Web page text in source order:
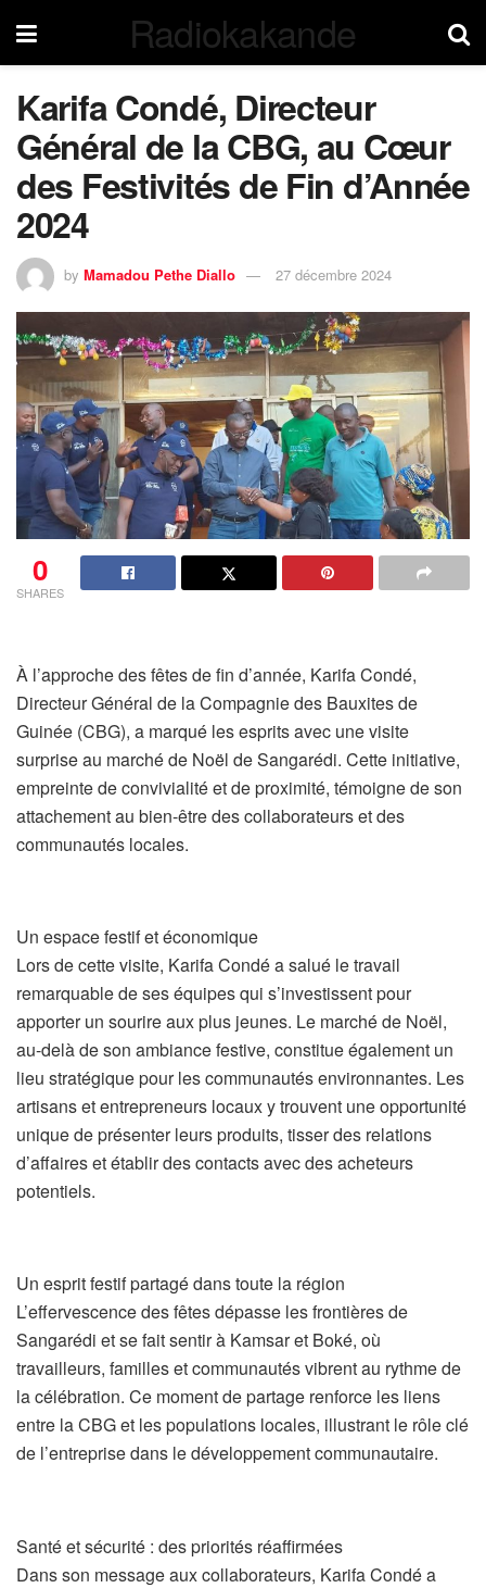
Radiokakande
Karifa Condé, Directeur
Général de la CBG, au Cœur
des Festivités de Fin d’Année
2024
by Mamadou Pethe Diallo 27 décembre 2024
0
SHARES
À l’approche des fêtes de fin d’année, Karifa Condé,
Directeur Général de la Compagnie des Bauxites de
Guinée (CBG), a marqué les esprits avec une visite
surprise au marché de Noël de Sangarédi. Cette initiative,
empreinte de convivialité et de proximité, témoigne de son
attachement au bien-être des collaborateurs et des
communautés locales.
Un espace festif et économique
Lors de cette visite, Karifa Condé a salué le travail
remarquable de ses équipes qui s’investissent pour
apporter un sourire aux plus jeunes. Le marché de Noël,
au-delà de son ambiance festive, constitue également un
lieu stratégique pour les communautés environnantes. Les
artisans et entrepreneurs locaux y trouvent une opportunité
unique de présenter leurs produits, tisser des relations
d’affaires et établir des contacts avec des acheteurs
potentiels.
Un esprit festif partagé dans toute la région
L’effervescence des fêtes dépasse les frontières de
Sangarédi et se fait sentir à Kamsar et Boké, où
travailleurs, familles et communautés vibrent au rythme de
la célébration. Ce moment de partage renforce les liens
entre la CBG et les populations locales, illustrant le rôle clé
de l’entreprise dans le développement communautaire.
Santé et sécurité : des priorités réaffirmées
Dans son message aux collaborateurs, Karifa Condé a